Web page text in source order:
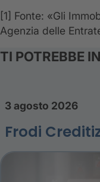
[1] Fonte: «Gli
Agenzia delle
TI POTREBBE
3 agosto 2026
Frodi